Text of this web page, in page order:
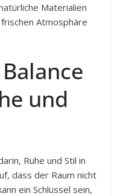
Materialien
Atmosphäre
und
Ruhe und Stil in
dass der Raum nicht
ein Schlüssel sein,